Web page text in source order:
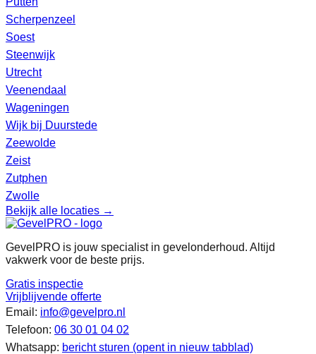
Scherpenzeel
Soest
Steenwijk
Utrecht
Veenendaal
Wageningen
Wijk bij Duurstede
Zeewolde
Zeist
Zutphen
Zwolle
Bekijk alle locaties →
GevelPRO is jouw specialist in gevelonderhoud. Altijd
vakwerk voor de beste prijs.
Gratis inspectie
Vrijblijvende offerte
Email: info@gevelpro.nl
Telefoon: 06 30 01 04 02
Whatsapp: bericht sturen (opent in nieuw tabblad)